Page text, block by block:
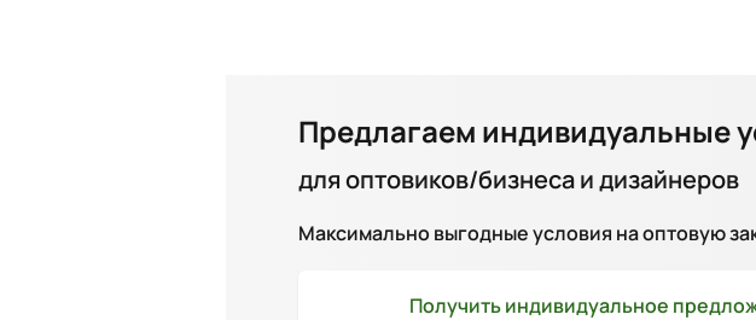
Предлагаем индивидуальные
для оптовиков/бизнеса и дизайнеров
Максимально выгодные условия на оптовую
Получитьиндивидуальное